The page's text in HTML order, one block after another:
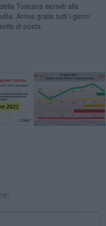
Toscana iscriviti alla
Arriva gratis tutti i giorni
di posta.